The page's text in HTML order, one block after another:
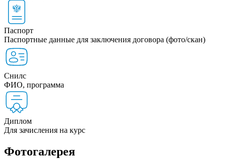
Паспорт
Паспортные данные для заключения договора (фото/скан)
Снилс
ФИО, программа
Диплом
Для зачисления на курс
Фотогалерея